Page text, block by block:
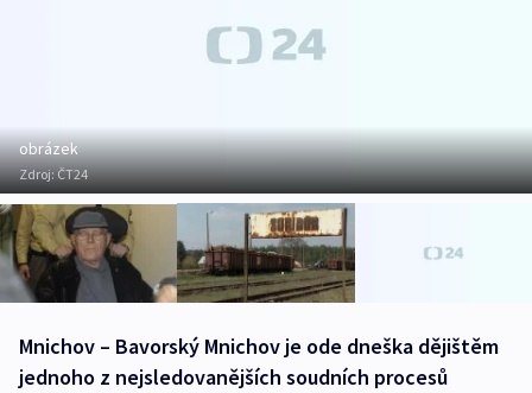
obrázek
Zdroj:ČT24
Mnichov – Bavorský Mnichov je ode dneška dějištěm
jednoho z nejsledovanějších soudních procesů